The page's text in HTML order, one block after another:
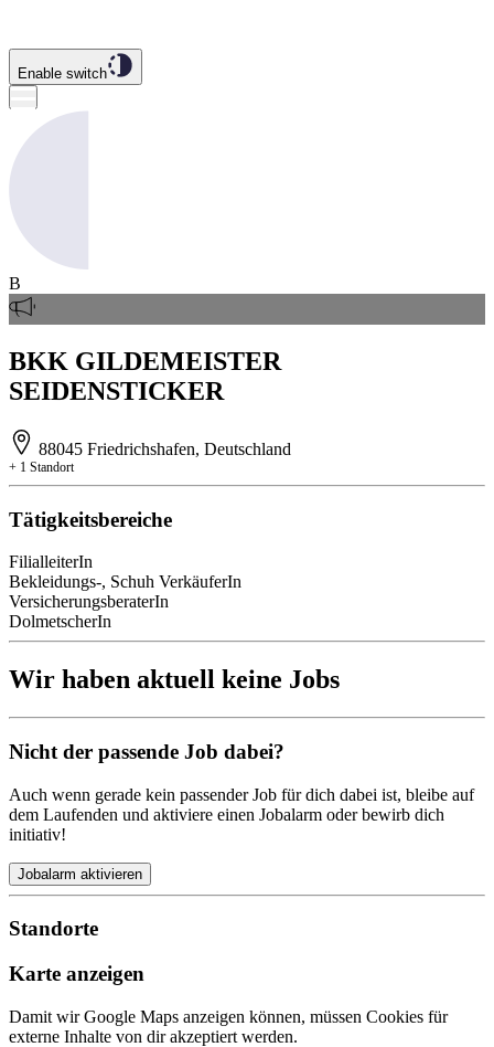
Enable switch
B
BKK GILDEMEISTER
SEIDENSTICKER
88045 Friedrichshafen, Deutschland
+ 1 Standort
Tätigkeitsbereiche
FilialleiterIn
Bekleidungs-, Schuh VerkäuferIn
VersicherungsberaterIn
DolmetscherIn
Wir haben aktuell keine Jobs
Nicht der passende Job dabei?
Auch wenn gerade kein passender Job für dich dabei ist, bleibe auf
dem Laufenden und aktiviere einen Jobalarm oder bewirb dich
initiativ!
Jobalarm aktivieren
Standorte
Karte anzeigen
Damit wir Google Maps anzeigen können, müssen Cookies für
externe Inhalte von dir akzeptiert werden.